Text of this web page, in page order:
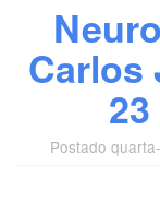
Carlos
Postado